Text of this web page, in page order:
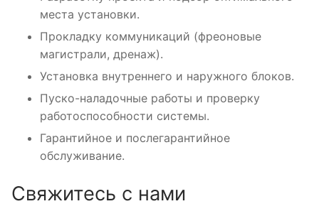
места установки.
Прокладку коммуникаций (фреоновые
магистрали, дренаж).
Установка внутреннего и наружного блоков.
Пуско-наладочные работы и проверку
работоспособности системы.
Гарантийное и послегарантийное
обслуживание.
Свяжитесь с нами